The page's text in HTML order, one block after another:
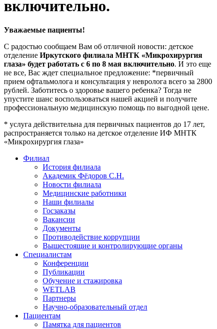
включительно.
Уважаемые пациенты!
С радостью сообщаем Вам об отличной новости: детское
отделение Иркутского филиала МНТК «Микрохирургия
глаза» будет работать с 6 по 8 мая включительно. И это еще
не все, Вас ждет специальное предложение: *первичный
прием офтальмолога и консультация у невролога всего за 2800
рублей. Заботитесь о здоровье вашего ребенка? Тогда не
упустите шанс воспользоваться нашей акцией и получите
профессиональную медицинскую помощь по выгодной цене.
* услуга действительна для первичных пациентов до 17 лет,
распространяется только на детское отделение ИФ МНТК
«Микрохирургия глаза»
Филиал
История филиала
Академик Фёдоров С.Н.
Новости филиала
Медицинские работники
Наши филиалы
Госзаказы
Вакансии
Документы
Противодействие коррупции
Вышестоящие и контролирующие органы
Специалистам
Конференции
Публикации
Обучение и стажировка
WETLAB
Партнеры
Научно-образовательный отдел
Пациентам
Памятка для пациентов